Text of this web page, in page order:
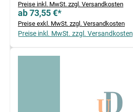
Preise inkl. MwSt. zzgl. Versandkosten
ab 73,55 €*
Preise exkl. MwSt. zzgl. Versandkosten
Preise inkl. MwSt. zzgl. Versandkosten